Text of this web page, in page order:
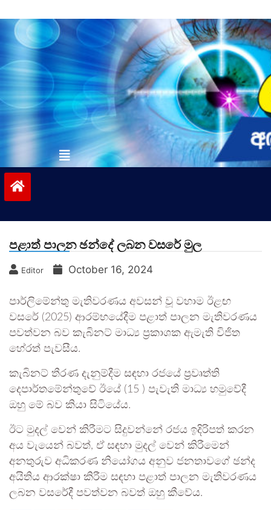
to
contentvinivida.lk
පළාත් පාලන ඡන්දේ ලබන වසරේ මුල
Editor October 16, 2024
පාර්ලිමේන්තු මැතිවරණය අවසන් වූ වහාම ඊළඟ
වසරේ (2025) ආරම්භයේදීම පළාත් පාලන මැතිවරණය
පවත්වන බව කැබිනට් මාධ්‍ය ප්‍රකාශක ඇමැති විජිත
හේරත් පැවසීය.
කැබිනට් තීරණ දැනුම්දීම සඳහා රජයේ ප්‍රවෘත්ති
දෙපාර්තමේන්තුවේ ඊයේ (15 ) පැවැති මාධ්‍ය හමුවේදී
ඔහු මේ බව කියා සිටියේය.
ඊට මුදල් වෙන් කිරීමට සිදුවන්නේ රජය ඉදිරිපත් කරන
අය වැයෙන් බවත්, ඒ සඳහා මුදල් වෙන් කිරීමෙන්
අනතුරුව අධිකරණ නියෝගය අනුව ජනතාවගේ ඡන්ද
අයිතිය ආරක්ෂා කිරීම සඳහා පළාත් පාලන මැතිවරණය
ලබන වසරේදී පවත්වන බවත් ඔහු කීවේය.